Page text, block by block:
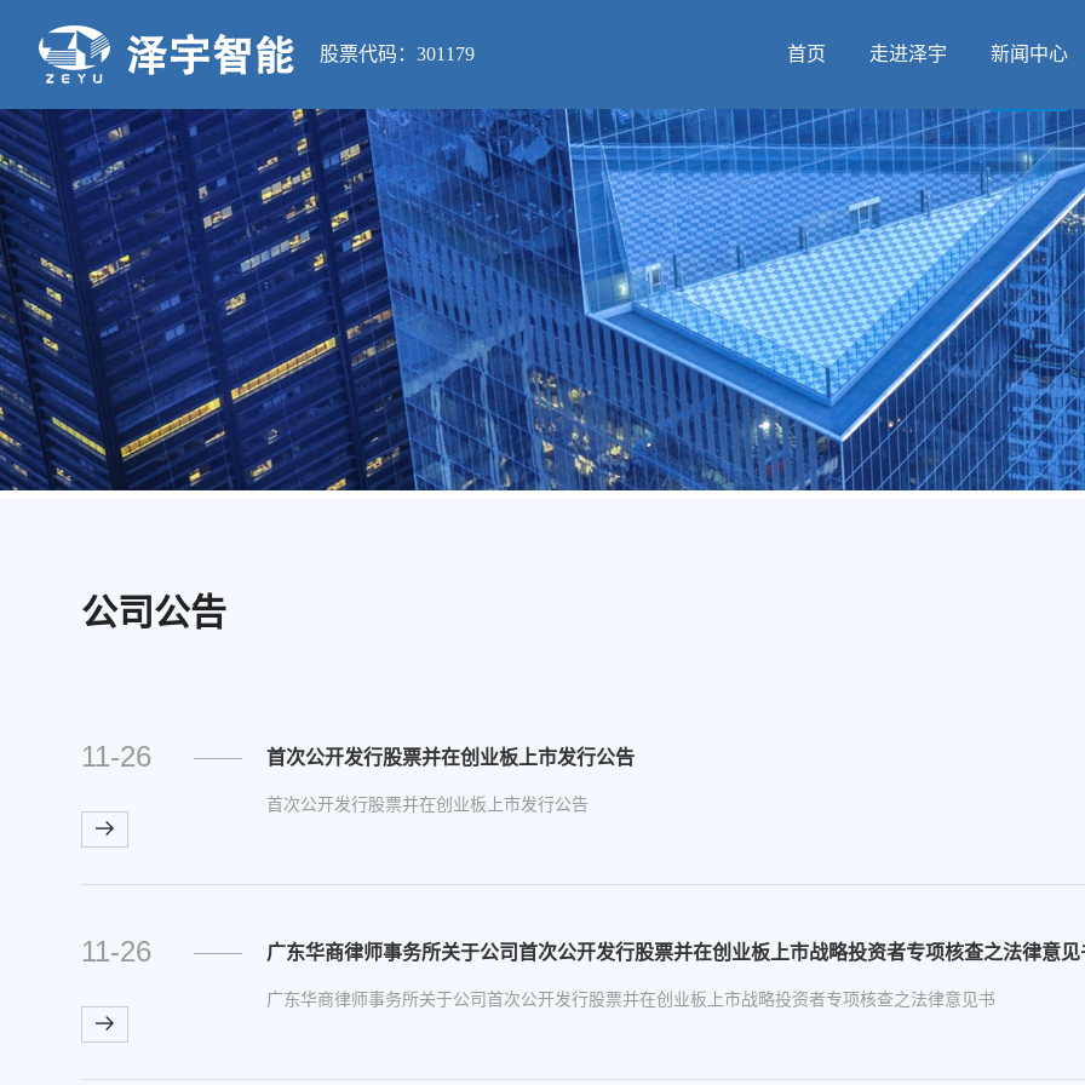
股票代码：301179 首页 走进泽宇 新闻中心
公司公告
11-26 首次公开发行股票并在创业板上市发行公告
首次公开发行股票并在创业板上市发行公告
11-26 广东华商律师事务所关于公司首次公开发行股票并在创业板上市战略投资者专项核查之法律意见
广东华商律师事务所关于公司首次公开发行股票并在创业板上市战略投资者专项核查之法律意见书